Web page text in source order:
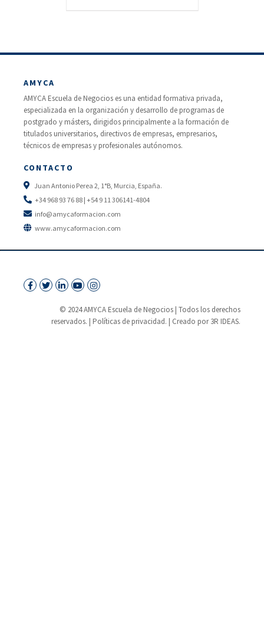
AMYCA
AMYCA Escuela de Negocios es una entidad formativa privada,
especializada en la organización y desarrollo de programas de
postgrado y másters, dirigidos principalmente a la formación de
titulados universitarios, directivos de empresas, empresarios,
técnicos de empresas y profesionales autónomos.
CONTACTO
Juan Antonio Perea 2, 1°B, Murcia, España.
+34 968 93 76 88 | +54 9 11 306141-4804
info@amycaformacion.com
www.amycaformacion.com
© 2024 AMYCA Escuela de Negocios | Todos los derechos
reservados. | Políticas de privacidad. | Creado por 3R IDEAS.